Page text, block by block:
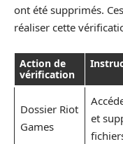
ont été supprimés.
réaliser cette
Action de
vérification
Dossier Riot
Games
et